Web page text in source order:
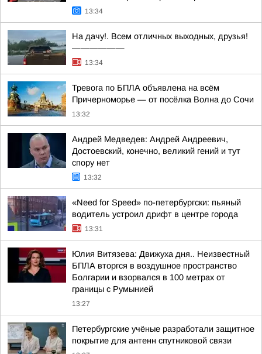
13:34
На дачу!. Всем отличных выходных, друзья!
——————
13:34
Тревога по БПЛА объявлена на всём
Причерноморье — от посёлка Волна до Сочи
13:32
Андрей Медведев: Андрей Андреевич,
Достоевский, конечно, великий гений и тут
спору нет
13:32
«Need for Speed» по-петербургски: пьяный
водитель устроил дрифт в центре города
13:31
Юлия Витязева: Движуха дня.. Неизвестный
БПЛА вторгся в воздушное пространство
Болгарии и взорвался в 100 метрах от
границы с Румынией
13:27
Петербургские учёные разработали защитное
покрытие для антенн спутниковой связи